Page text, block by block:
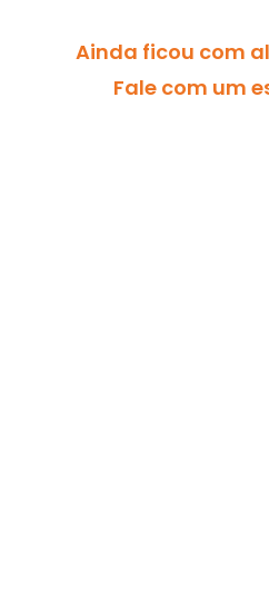
Ainda ficou com
Fale com um